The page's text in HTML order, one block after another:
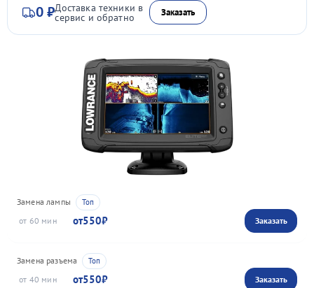
0 ₽Доставка техники в
сервис и обратно Заказать
Замена лампы
60
550
Замена разъема
40
550